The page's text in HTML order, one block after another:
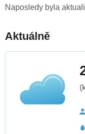
Naposledy byla
Aktuálně